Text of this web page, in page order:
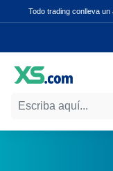
Todo trading conlleva